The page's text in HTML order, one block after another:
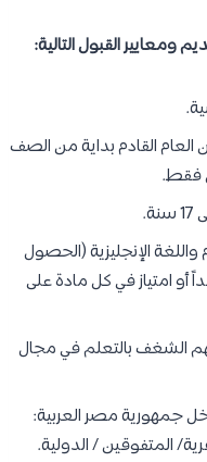
القبول التالية:
القادم بداية من الصف
فقط.
الإنجليزية (الحصول
جداً أو امتياز في كل مادة على
الشغف بالتعلم في مجال
جمهورية مصر العربية:
المتفوقين / الدولية.